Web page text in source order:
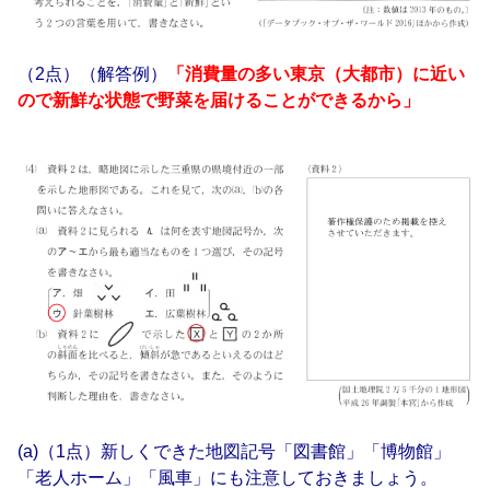
（2点） （解答例）
「消費量の多い東京（大都市）に近い
ので新鮮な状態で野菜を届けることができるから」
(a)（1点）新しくできた地図記号「図書館」「博物館」
「老人ホーム」「風車」にも注意しておきましょう。